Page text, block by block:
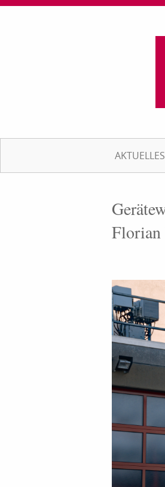
AKTUELLES
Florian